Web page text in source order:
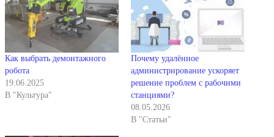
Как выбрать демонтажного
робота
19.06.2025
В "Культура"
Почему удалённое
администрирование ускоряет
решение проблем с рабочими
станциями?
08.05.2026
В "Статьи"